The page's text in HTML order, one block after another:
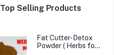
Top Selling Products
Fat Cutter-Detox
Powder ( Herbs for